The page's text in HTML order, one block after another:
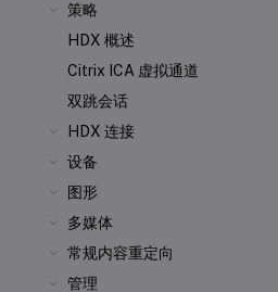
策略
HDX 概述
Citrix ICA 虚拟通道
双跳会话
HDX 连接
设备
图形
多媒体
常规内容重定向
管理